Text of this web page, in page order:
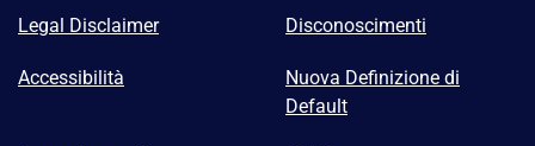
Legal Disclaimer Disconoscimenti
Accessibilità
Nuova Definizione di
Default